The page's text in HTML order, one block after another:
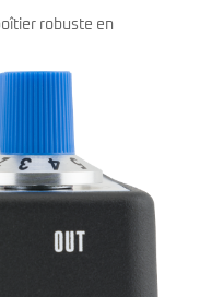
robuste en